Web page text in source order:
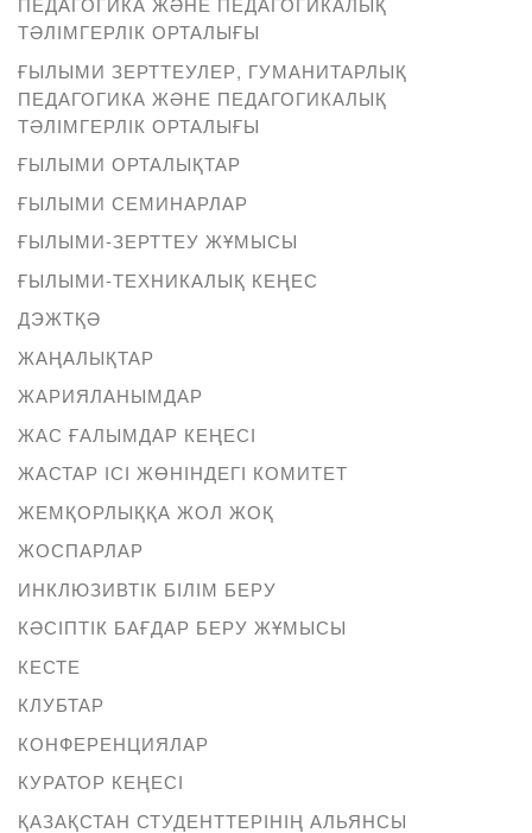
ТӘЛІМГЕРЛІК ОРТАЛЫҒЫ
ҒЫЛЫМИ ЗЕРТТЕУЛЕР, ГУМАНИТАРЛЫҚ
ПЕДАГОГИКА ЖӘНЕ ПЕДАГОГИКАЛЫҚ
ТӘЛІМГЕРЛІК ОРТАЛЫҒЫ
ҒЫЛЫМИ ОРТАЛЫҚТАР
ҒЫЛЫМИ СЕМИНАРЛАР
ҒЫЛЫМИ-ЗЕРТТЕУ ЖҰМЫСЫ
ҒЫЛЫМИ-ТЕХНИКАЛЫҚ КЕҢЕС
ДЭЖТҚӘ
ЖАҢАЛЫҚТАР
ЖАРИЯЛАНЫМДАР
ЖАС ҒАЛЫМДАР КЕҢЕСІ
ЖАСТАР ІСІ ЖӨНІНДЕГІ КОМИТЕТ
ЖЕМҚОРЛЫҚҚА ЖОЛ ЖОҚ
ЖОСПАРЛАР
ИНКЛЮЗИВТІК БІЛІМ БЕРУ
КӘСІПТІК БАҒДАР БЕРУ ЖҰМЫСЫ
КЕСТЕ
КЛУБТАР
КОНФЕРЕНЦИЯЛАР
КУРАТОР КЕҢЕСІ
ҚАЗАҚСТАН СТУДЕНТТЕРІНІҢ АЛЬЯНСЫ